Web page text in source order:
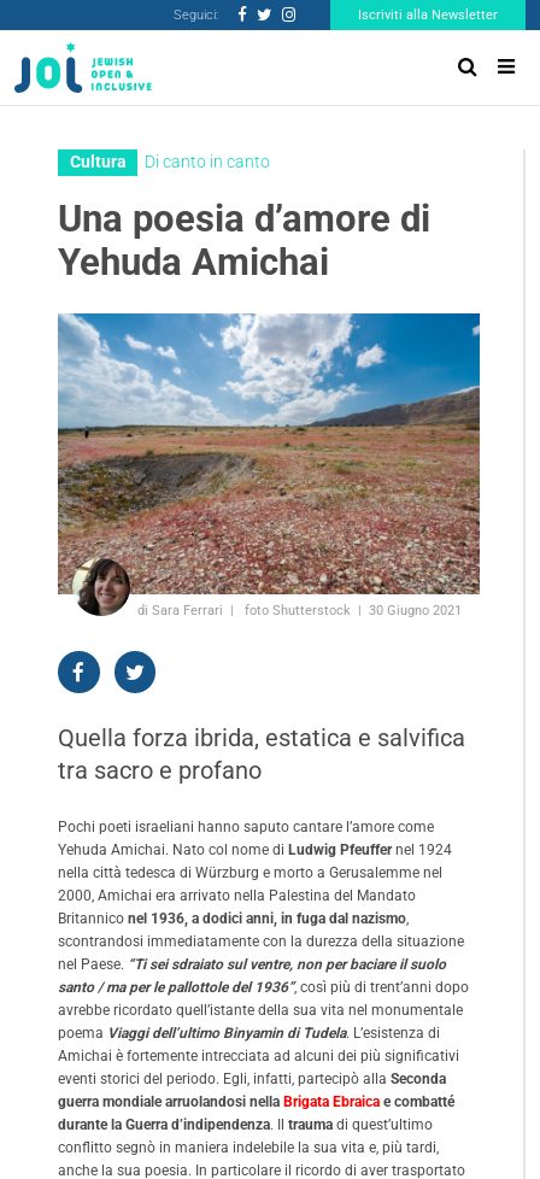
Seguici: Iscriviti alla Newsletter
Cultura Di canto in canto
Una poesia d’amore di
Yehuda Amichai
di Sara Ferrari foto Shutterstock 30 Giugno 2021
Quella forza ibrida, estatica e salvifica
tra sacro e profano
Pochi poeti israeliani hanno saputo cantare l’amore come
Yehuda Amichai. Nato col nome di Ludwig Pfeuffernel 1924
nella città tedesca di Würzburg e morto a Gerusalemme nel
2000, Amichai era arrivato nella Palestina del Mandato
Britannico nel 1936, a dodici anni, in fuga dal nazismo
scontrandosi immediatamente con la durezza della situazione
nel Paese. “Ti sei sdraiato sul ventre, non per baciare il suolo
santo / ma per le pallottole del 1936”, così più di trent’anni dopo
avrebbe ricordato quell’istante della sua vita nel monumentale
poema Viaggi dell’ultimo Binyamin di Tudela. L’esistenza di
Amichai è fortemente intrecciata ad alcuni dei più significativi
eventi storici del periodo. Egli, infatti, partecipò alla Seconda
guerra mondiale arruolandosi nella Brigata Ebraica e combatté
durante la Guerra d’indipendenza. Il trauma di quest’ultimo
conflitto segnò in maniera indelebile la sua vita e, più tardi,
anche la sua poesia. In particolare il ricordo di aver trasportato